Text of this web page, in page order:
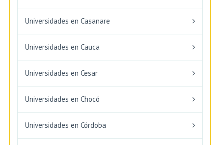
Universidades en Casanare
Universidades en Cauca
Universidades en Cesar
Universidades en Chocó
Universidades en Córdoba